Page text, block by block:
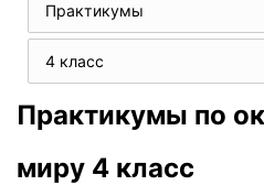
Практикумы
4 класс
Практикумы по
миру 4 класс